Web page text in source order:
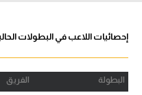
الدوري المصري
الدوري الإنجليزي الممتاز
إحصائيات اللاعب في البطولات
البطولة الفريق